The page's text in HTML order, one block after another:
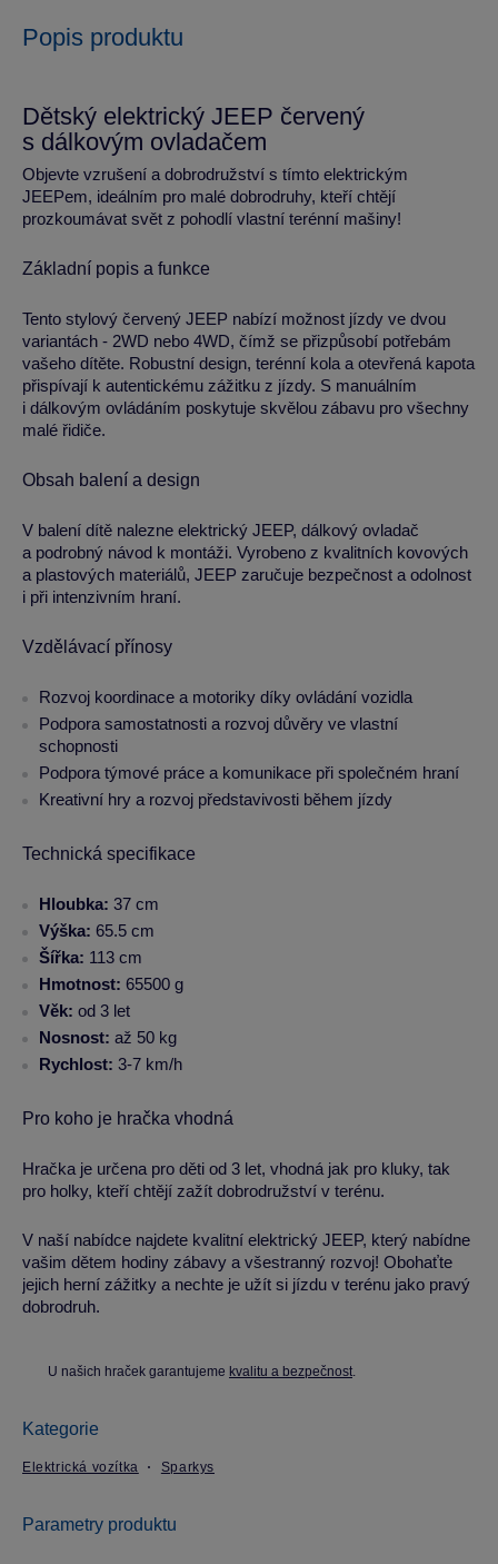
Popis produktu
Dětský elektrický JEEP červený
s dálkovým ovladačem
Objevte vzrušení a dobrodružství s tímto elektrickým
JEEPem, ideálním pro malé dobrodruhy, kteří chtějí
prozkoumávat svět z pohodlí vlastní terénní mašiny!
Základní popis a funkce
Tento stylový červený JEEP nabízí možnost jízdy ve dvou
variantách - 2WD nebo 4WD, čímž se přizpůsobí potřebám
vašeho dítěte. Robustní design, terénní kola a otevřená kapota
přispívají k autentickému zážitku z jízdy. S manuálním
i dálkovým ovládáním poskytuje skvělou zábavu pro všechny
malé řidiče.
Obsah balení a design
V balení dítě nalezne elektrický JEEP, dálkový ovladač
a podrobný návod k montáži. Vyrobeno z kvalitních kovových
a plastových materiálů, JEEP zaručuje bezpečnost a odolnost
i při intenzivním hraní.
Vzdělávací přínosy
Rozvoj koordinace a motoriky díky ovládání vozidla
Podpora samostatnosti a rozvoj důvěry ve vlastní
schopnosti
Podpora týmové práce a komunikace při společném hraní
Kreativní hry a rozvoj představivosti během jízdy
Technická specifikace
Hloubka: 37 cm
Výška: 65.5 cm
Šířka: 113 cm
Hmotnost: 65500 g
Věk: od 3 let
Nosnost: až 50 kg
Rychlost: 3-7 km/h
Pro koho je hračka vhodná
Hračka je určena pro děti od 3 let, vhodná jak pro kluky, tak
pro holky, kteří chtějí zažít dobrodružství v terénu.
V naší nabídce najdete kvalitní elektrický JEEP, který nabídne
vašim dětem hodiny zábavy a všestranný rozvoj! Obohaťte
jejich herní zážitky a nechte je užít si jízdu v terénu jako pravý
dobrodruh.
U našich hraček garantujeme kvalitu a bezpečnost.
Kategorie
Elektrická vozítka Sparkys
Parametry produktu